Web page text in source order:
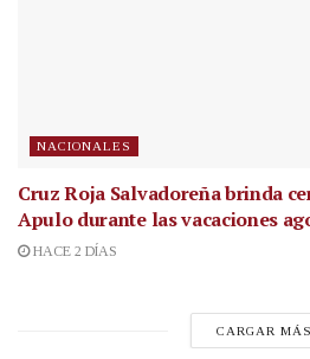
NACIONALES
Cruz Roja Salvadoreña brinda
Apulo durante las vacaciones
HACE 2 DÍAS
CARGAR MÁS